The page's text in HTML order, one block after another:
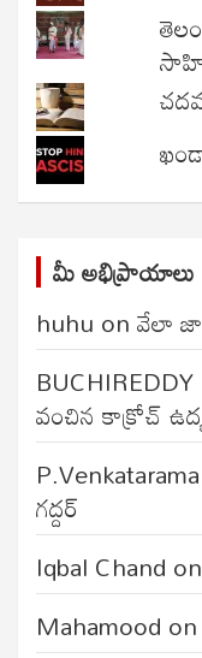
మీ అభిప్రాయాలు
huhu onవేలా
వంచిన కాక్రోచ్
గద్దర్
Iqbal Chand on
Mahamood on